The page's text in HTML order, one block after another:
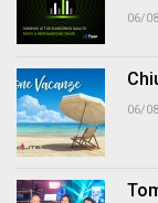
06/
06/